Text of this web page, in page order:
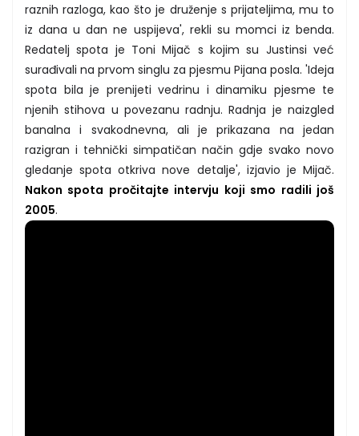
raznih razloga, kao što je druženje s prijateljima, mu to
iz dana u dan ne uspijeva', rekli su momci iz benda.
Redatelj spota je Toni Mijač s kojim su Justinsi već
surađivali na prvom singlu za pjesmu Pijana posla. 'Ideja
spota bila je prenijeti vedrinu i dinamiku pjesme te
njenih stihova u povezanu radnju. Radnja je naizgled
banalna i svakodnevna, ali je prikazana na jedan
razigran i tehnički simpatičan način gdje svako novo
gledanje spota otkriva nove detalje', izjavio je Mijač.
Nakon spota pročitajte intervju koji smo radili još
2005.